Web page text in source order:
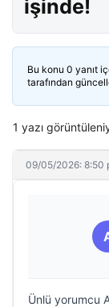
işinde!
Bu konu 0 yanıt
tarafından
1 yazı
09/05/2026: 8:50
Ünlü yorumcu